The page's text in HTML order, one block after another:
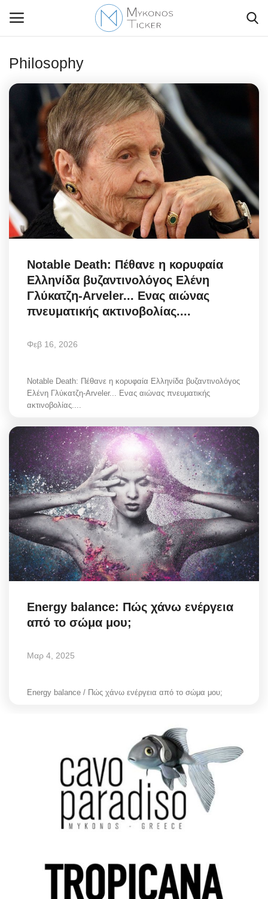
Contact Us
Politique
World
Greece
Entertainment
Arts & Culture
Mykonos Ticker TV
Sport
Sustainability
Health
In Pictures
Science & Tech
Σεβασμιώτατος Δωρόθεος Β’
Local Elections 2023
Elections 2023
English
Philosophy
Notable Death: Πέθανε η κορυφαία
Ελληνίδα βυζαντινολόγος Ελένη
Γλύκατζη-Arveler... Ενας αιώνας
πνευματικής ακτινοβολίας....
Φεβ 16, 2026
Notable Death: Πέθανε η κορυφαία Ελληνίδα βυζαντινολόγος
Ελένη Γλύκατζη-Arveler... Ενας αιώνας πνευματικής
ακτινοβολίας....
Energy balance: Πώς χάνω ενέργεια
από το σώμα μου;
Μαρ 4, 2025
Energy balance / Πώς χάνω ενέργεια από το σώμα μου;